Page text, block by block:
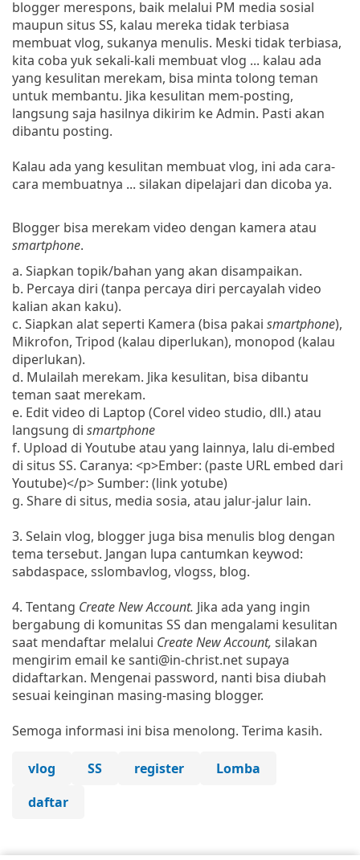
blogger merespons, baik melalui PM media sosial
maupun situs SS, kalau mereka tidak terbiasa
membuat vlog, sukanya menulis. Meski tidak terbiasa,
kita coba yuk sekali-kali membuat vlog ... kalau ada
yang kesulitan merekam, bisa minta tolong teman
untuk membantu. Jika kesulitan mem-posting,
langsung saja hasilnya dikirim ke Admin. Pasti akan
dibantu posting.
Kalau ada yang kesulitan membuat vlog, ini ada cara-
cara membuatnya ... silakan dipelajari dan dicoba ya.
Blogger bisa merekam video dengan kamera atau
smartphone.
a. Siapkan topik/bahan yang akan disampaikan.
b. Percaya diri (tanpa percaya diri percayalah video
kalian akan kaku).
c. Siapkan alat seperti Kamera (bisa pakai smartphone),
Mikrofon, Tripod (kalau diperlukan), monopod (kalau
diperlukan).
d. Mulailah merekam. Jika kesulitan, bisa dibantu
teman saat merekam.
e. Edit video di Laptop (Corel video studio, dll.) atau
langsung di smartphone
f. Upload di Youtube atau yang lainnya, lalu di-embed
di situs SS. Caranya: <p>Ember: (paste URL embed dari
Youtube)</p> Sumber: (link yotube)
g. Share di situs, media sosia, atau jalur-jalur lain.
3. Selain vlog, blogger juga bisa menulis blog dengan
tema tersebut. Jangan lupa cantumkan keywod:
sabdaspace, sslombavlog, vlogss, blog.
4. Tentang Create New Account. Jika ada yang ingin
bergabung di komunitas SS dan mengalami kesulitan
saat mendaftar melalui Create New Account, silakan
mengirim email ke santi@in-christ.net supaya
didaftarkan. Mengenai password, nanti bisa diubah
sesuai keinginan masing-masing blogger.
Semoga informasi ini bisa menolong. Terima kasih.
vlog SS register
Lomba
daftar